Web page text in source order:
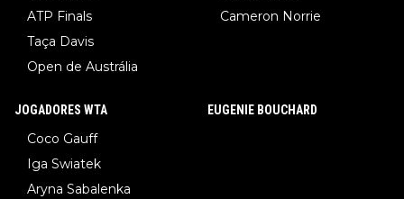
ATP Finals
Taça Davis
Open de Austrália
Cameron Norrie
JOGADORES WTA
Coco Gauff
Iga Swiatek
Aryna Sabalenka
EUGENIE BOUCHARD